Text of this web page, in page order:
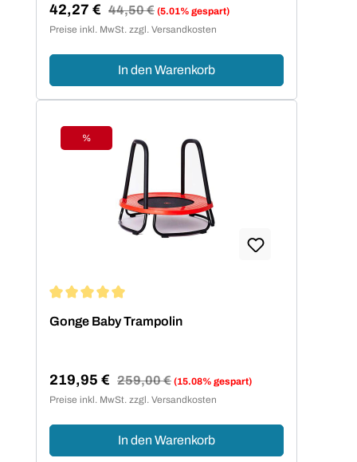
Verkaufspreis:
42,27 € Regulärer Preis:
44,50 € (5.01% gespart)
Preise inkl. MwSt. zzgl. Versandkosten
In den Warenkorb
Rabatt
%
Gonge Baby Trampolin
Verkaufspreis:
219,95 € Regulärer Preis:
259,00 € (15.08% gespart)
Preise inkl. MwSt. zzgl. Versandkosten
In den Warenkorb